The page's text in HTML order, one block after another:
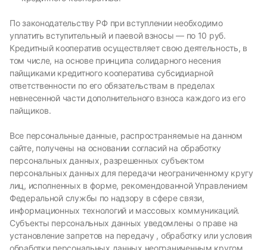
По законодательству РФ при вступлении необходимо
уплатить вступительный и паевой взносы — по 10 руб.
Кредитный кооператив осуществляет свою деятельность, в
том числе, на основе принципа солидарного несения
пайщиками кредитного кооператива субсидиарной
ответственности по его обязательствам в пределах
невнесенной части дополнительного взноса каждого из его
пайщиков.
Все персональные данные, распространяемые на данном
сайте, получены на основании согласий на обработку
персональных данных, разрешенных субъектом
персональных данных для передачи неограниченному кругу
лиц, исполненных в форме, рекомендованной Управлением
Федеральной службы по надзору в сфере связи,
информационных технологий и массовых коммуникаций.
Субъекты персональных данных уведомлены о праве на
установление запретов на передачу , обработку или условия
обработки персональных данных неограниченным кругом